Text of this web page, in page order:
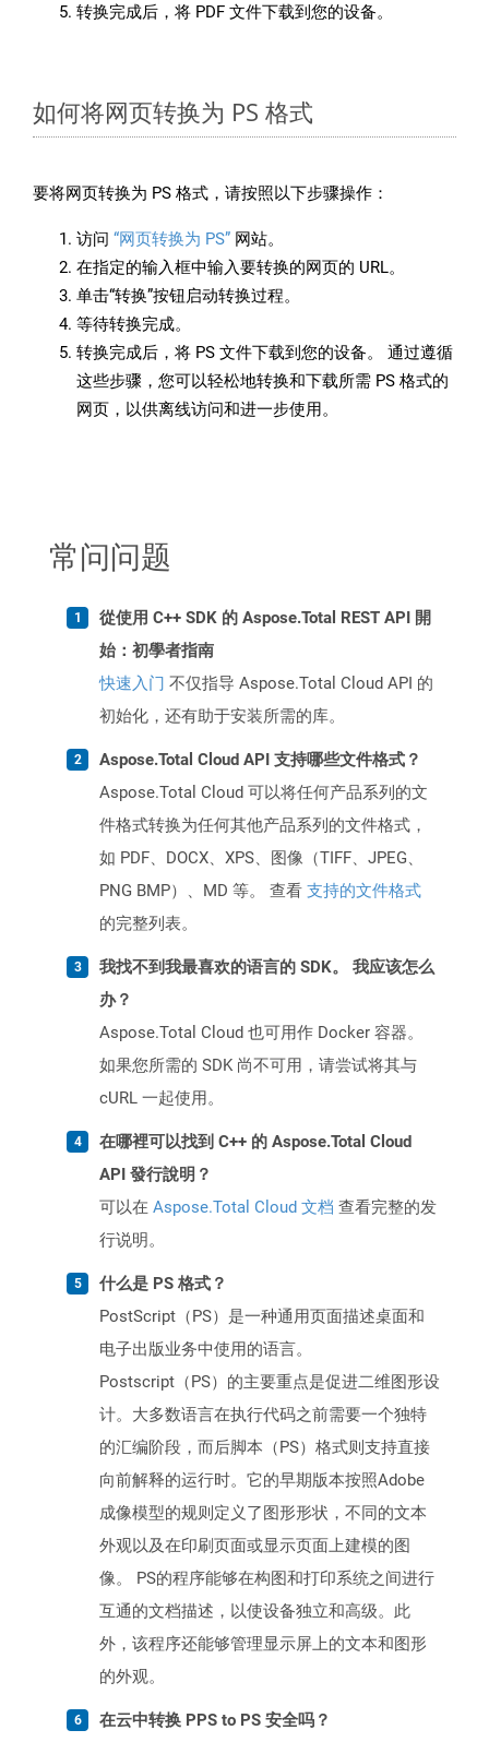
转换完成后，将 PDF 文件下载到您的设备。
如何将网页转换为 PS 格式
要将网页转换为 PS 格式，请按照以下步骤操作：
访问 “网页转换为 PS” 网站。
在指定的输入框中输入要转换的网页的 URL。
单击“转换”按钮启动转换过程。
等待转换完成。
转换完成后，将 PS 文件下载到您的设备。 通过遵循
这些步骤，您可以轻松地转换和下载所需 PS 格式的
网页，以供离线访问和进一步使用。
常问问题
從使用 C++ SDK 的 Aspose.Total REST API 開
始：初學者指南
快速入门 不仅指导 Aspose.Total Cloud API 的
初始化，还有助于安装所需的库。
Aspose.Total Cloud API 支持哪些文件格式？
Aspose.Total Cloud 可以将任何产品系列的文
件格式转换为任何其他产品系列的文件格式，
如 PDF、DOCX、XPS、图像（TIFF、JPEG、
PNG BMP）、MD 等。 查看 支持的文件格式
的完整列表。
我找不到我最喜欢的语言的 SDK。 我应该怎么
办？
Aspose.Total Cloud 也可用作 Docker 容器。
如果您所需的 SDK 尚不可用，请尝试将其与
cURL 一起使用。
在哪裡可以找到 C++ 的 Aspose.Total Cloud
API 發行說明？
可以在 Aspose.Total Cloud 文档 查看完整的发
行说明。
什么是 PS 格式？
PostScript（PS）是一种通用页面描述桌面和
电子出版业务中使用的语言。
Postscript（PS）的主要重点是促进二维图形设
计。大多数语言在执行代码之前需要一个独特
的汇编阶段，而后脚本（PS）格式则支持直接
向前解释的运行时。它的早期版本按照Adobe
成像模型的规则定义了图形形状，不同的文本
外观以及在印刷页面或显示页面上建模的图
像。 PS的程序能够在构图和打印系统之间进行
互通的文档描述，以使设备独立和高级。此
外，该程序还能够管理显示屏上的文本和图形
的外观。
在云中转换 PPS to PS 安全吗？